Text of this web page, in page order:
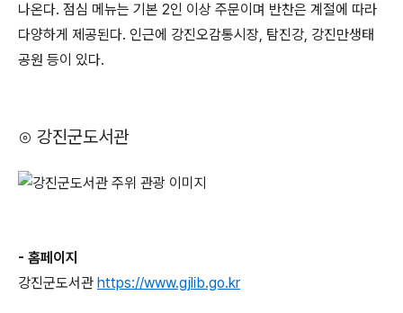
나온다. 점심 메뉴는 기본 2인 이상 주문이며 반찬은 계절에 따라
다양하게 제공된다. 인근에 강진오감통시장, 탐진강, 강진만생태
공원 등이 있다.
⊙ 강진군도서관
- 홈페이지
강진군도서관 https://www.gjlib.go.kr